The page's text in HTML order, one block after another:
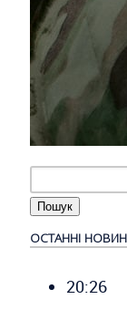
ОСТАННІ
20:26